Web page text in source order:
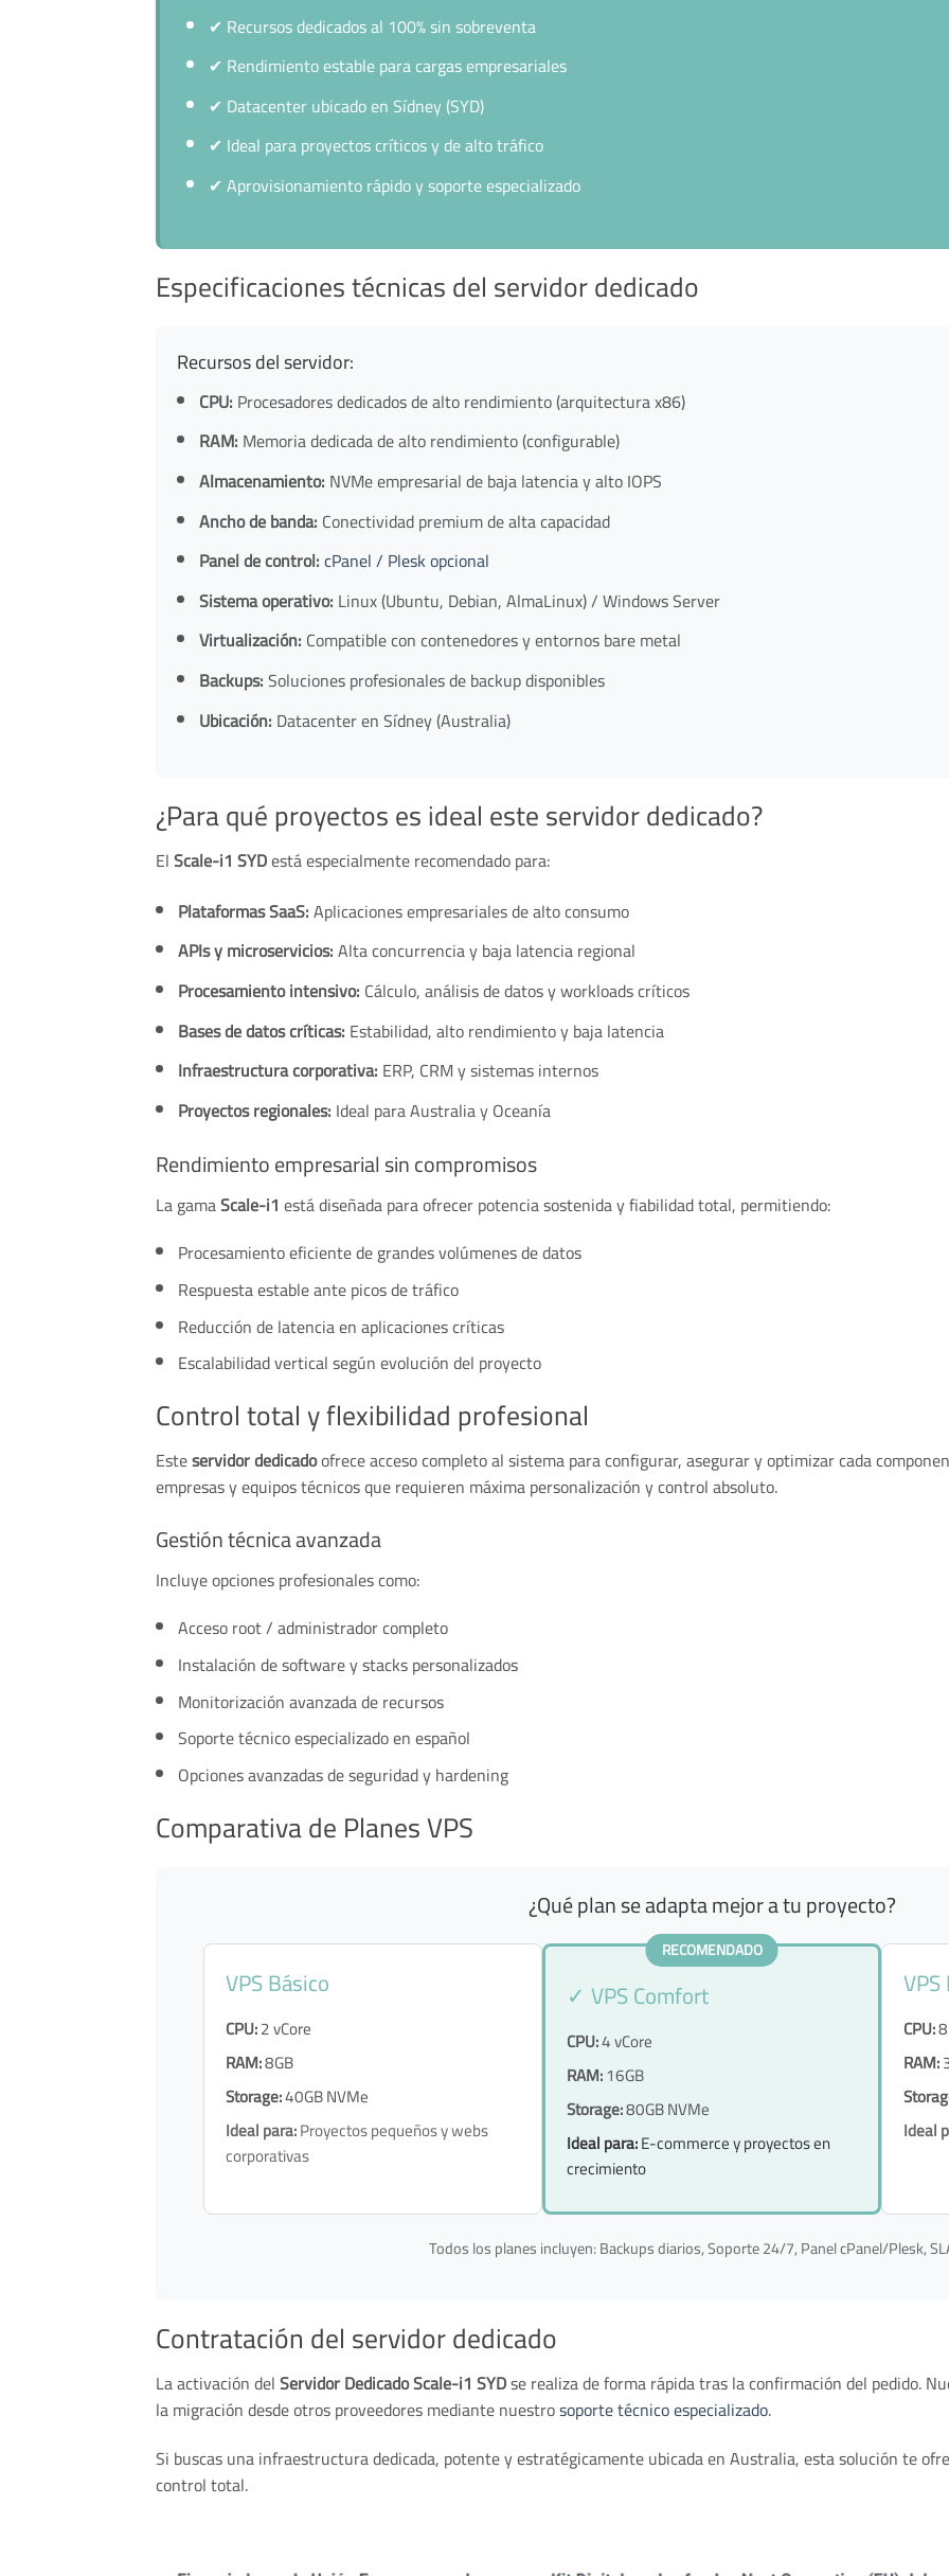
✔ Recursos dedicados al 100% sin sobreventa
✔ Rendimiento estable para cargas empresariales
✔ Datacenter ubicado en Sídney (SYD)
✔ Ideal para proyectos críticos y de alto tráfico
✔Aprovisionamiento rápido y soporte especializado
Especificaciones técnicas del servidor dedicado
Recursos del servidor:
CPU: Procesadores dedicados de alto rendimiento (arquitectura x86)
RAM: Memoria dedicada de alto rendimiento (configurable)
Almacenamiento: NVMe empresarial de baja latencia y alto IOPS
Ancho de banda: Conectividad premium de alta capacidad
Panel de control:cPanel / Plesk opcional
Sistema operativo: Linux (Ubuntu, Debian, AlmaLinux) / Windows Server
Virtualización: Compatible con contenedores y entornos bare metal
Backups:Soluciones profesionales de backup disponibles
Ubicación: Datacenter en Sídney (Australia)
¿Para qué proyectos es ideal este servidor dedicado?
ElScale-i1 SYDestá especialmente recomendado para:
Plataformas SaaS:Aplicaciones empresariales de alto consumo
APIs y microservicios:Alta concurrencia y baja latencia regional
Procesamiento intensivo: Cálculo, análisis de datos y workloads críticos
Bases de datos críticas: Estabilidad, alto rendimiento y baja latencia
Infraestructura corporativa: ERP, CRM y sistemas internos
Proyectos regionales: Ideal para Australia y Oceanía
Rendimiento empresarial sin compromisos
La gamaScale-i1 está diseñada para ofrecer potencia sostenida y fiabilidad total, permitiendo:
Procesamiento eficiente de grandes volúmenes de datos
Respuesta estable ante picos de tráfico
Reducción de latencia en aplicaciones críticas
Escalabilidad vertical según evolución del proyecto
Control total y flexibilidad profesional
Esteservidor dedicadoofrece acceso completo al sistema para configurar, asegurar y optimizar cada
empresas y equipos técnicos que requieren máxima personalización y control absoluto.
Gestión técnica avanzada
Incluye opciones profesionales como:
Acceso root / administrador completo
Instalación de software y stacks personalizados
Monitorización avanzada de recursos
Soporte técnico especializado en español
Opciones avanzadas de seguridad y hardening
Comparativa de Planes VPS
¿Qué plan se adapta mejor a tu proyecto?
VPS Básico
CPU:2 vCore
RAM:8GB
Storage:40GB NVMe
Ideal para:Proyectos pequeños y webs
corporativas
RECOMENDADO
✓ VPS Comfort
CPU:4 vCore
RAM:16GB
Storage:80GB NVMe
Ideal para:E-commerce y proyectos en
crecimiento
CPU:
RAM:
Ideal
Todos los planes incluyen: Backups diarios, Soporte 24/7, Panel cPanel/Plesk,
Contratación del servidor dedicado
La activación delServidor Dedicado Scale-i1 SYDse realiza de forma rápida tras la confirmación del pedido.
la migración desde otros proveedores mediante nuestrosoporte técnico especializado.
Si buscas una infraestructura dedicada, potente y estratégicamente ubicada en Australia, esta solución te
control total.